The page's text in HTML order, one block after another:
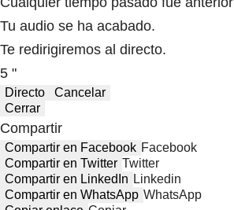
Tu audio se ha acabado.
Te redirigiremos al directo.
5 "
Directo
Cancelar
Cerrar
Compartir
Compartir en Facebook Facebook
Compartir en Twitter Twitter
Compartir en LinkedIn Linkedin
Compartir en WhatsApp WhatsApp